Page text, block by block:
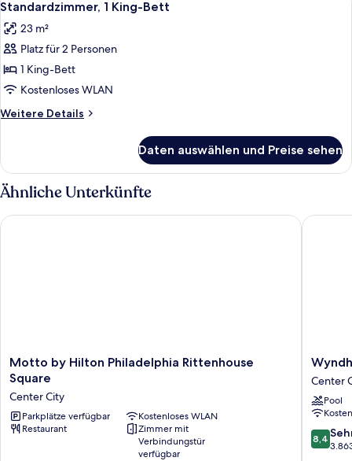
Fotos
für
Standardzimmer,
1 King-
Bett
anzeigen
10
Standardzimmer, 1 King-Bett
23 m²
Platz für 2 Personen
1 King-Bett
Kostenloses WLAN
Weitere Details
Weitere
1 King-
Bett
Daten auswählen und Preise sehen
Ähnliche Unterkünfte
Motto
by
Hilton
Philadelphia
Rittenhouse
Square
Motto by Hilton Philadelphia Rittenhouse
Square
Center City
Parkplätze verfügbar
Kostenloses WLAN
Restaurant
Zimmer mit
Verbindungstür
verfügbar
Motto by Hilton Philadelphia Rittenhouse Square
Historic
District
Center
City
Center
Pool
8.4
von
8,4